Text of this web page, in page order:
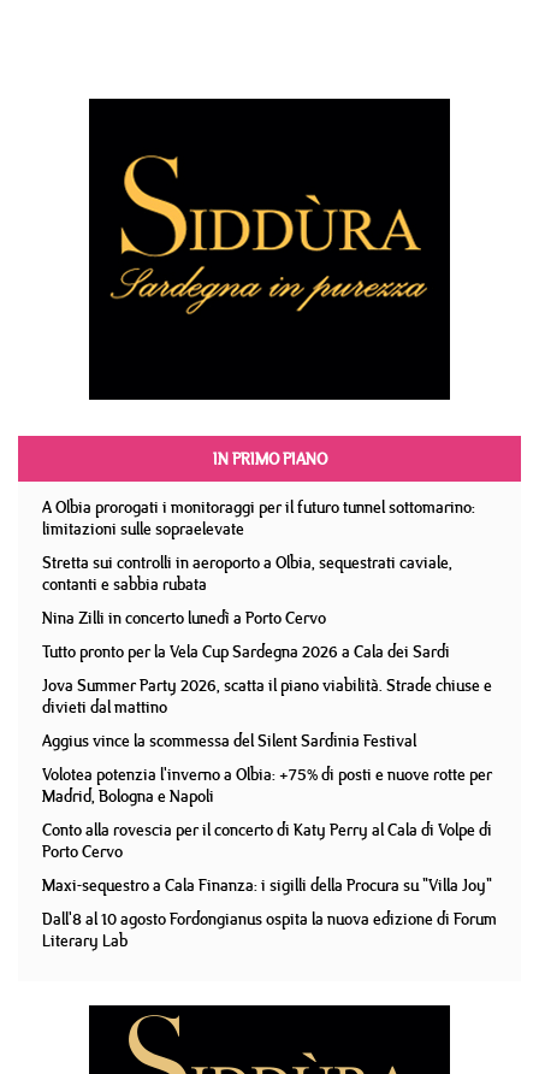
IN PRIMO PIANO
A Olbia prorogati i monitoraggi per il futuro tunnel sottomarino:
limitazioni sulle sopraelevate
Stretta sui controlli in aeroporto a Olbia, sequestrati caviale,
contanti e sabbia rubata
Nina Zilli in concerto lunedì a Porto Cervo
Tutto pronto per la Vela Cup Sardegna 2026 a Cala dei Sardi
Jova Summer Party 2026, scatta il piano viabilità. Strade chiuse e
divieti dal mattino
Aggius vince la scommessa del Silent Sardinia Festival
Volotea potenzia l'inverno a Olbia: +75% di posti e nuove rotte per
Madrid, Bologna e Napoli
Conto alla rovescia per il concerto di Katy Perry al Cala di Volpe di
Porto Cervo
Maxi-sequestro a Cala Finanza: i sigilli della Procura su "Villa Joy"
Dall'8 al 10 agosto Fordongianus ospita la nuova edizione di Forum
Literary Lab